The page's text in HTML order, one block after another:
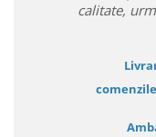
calitate,